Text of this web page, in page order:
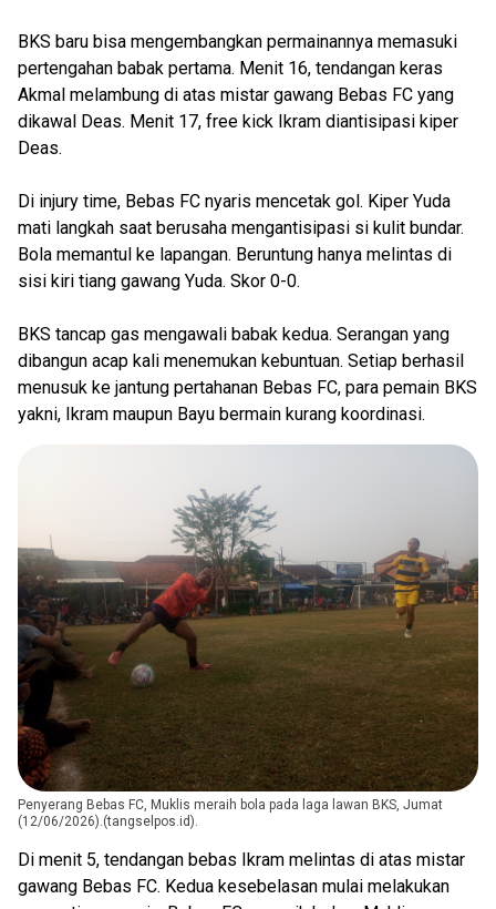
BKS baru bisa mengembangkan permainannya memasuki
pertengahan babak pertama. Menit 16, tendangan keras
Akmal melambung di atas mistar gawang Bebas FC yang
dikawal Deas. Menit 17, free kick Ikram diantisipasi kiper
Deas.
Di injury time, Bebas FC nyaris mencetak gol. Kiper Yuda
mati langkah saat berusaha mengantisipasi si kulit bundar.
Bola memantul ke lapangan. Beruntung hanya melintas di
sisi kiri tiang gawang Yuda. Skor 0-0.
BKS tancap gas mengawali babak kedua. Serangan yang
dibangun acap kali menemukan kebuntuan. Setiap berhasil
menusuk ke jantung pertahanan Bebas FC, para pemain BKS
yakni, Ikram maupun Bayu bermain kurang koordinasi.
Penyerang Bebas FC, Muklis meraih bola pada laga lawan BKS, Jumat
(12/06/2026).(tangselpos.id).
Di menit 5, tendangan bebas Ikram melintas di atas mistar
gawang Bebas FC. Kedua kesebelasan mulai melakukan